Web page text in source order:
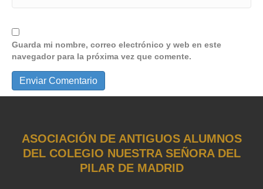
Guarda mi nombre, correo electrónico y web en este
navegador para la próxima vez que comente.
ASOCIACIÓN DE ANTIGUOS ALUMNOS
DEL COLEGIO NUESTRA SEÑORA DEL
PILAR DE MADRID